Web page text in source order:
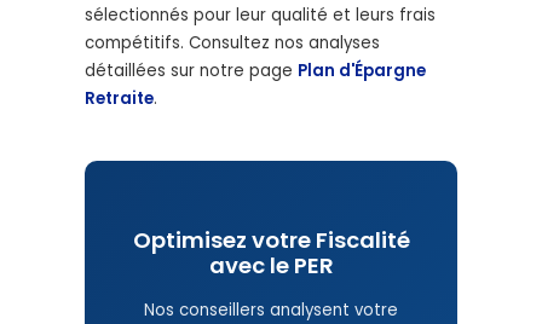
sélectionnés pour leur qualité et leurs frais
compétitifs. Consultez nos analyses
détaillées sur notre page Plan d'Épargne
Retraite.
Optimisez votre Fiscalité
avec le PER
Nos conseillers analysent votre